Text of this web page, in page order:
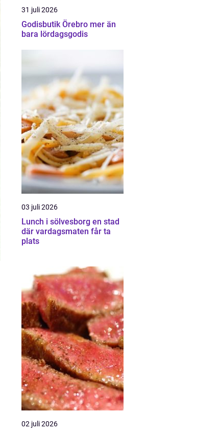
31 juli 2026
Godisbutik Örebro mer än
bara lördagsgodis
03 juli 2026
Lunch i sölvesborg en stad
där vardagsmaten får ta
plats
02 juli 2026